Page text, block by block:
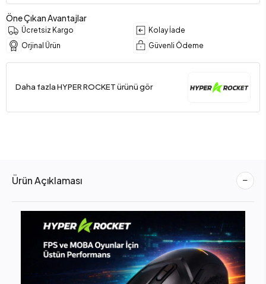
Öne Çıkan Avantajlar
Ücretsiz Kargo
Kolay İade
Orjinal Ürün
Güvenli Ödeme
Daha fazla HYPER ROCKET ürünü gör
Ürün Açıklaması